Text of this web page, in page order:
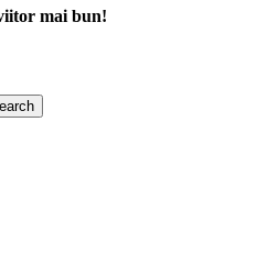
mai bun!